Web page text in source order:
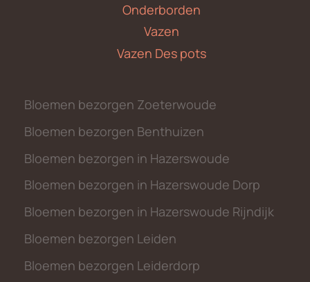
Onderborden
Vazen
Vazen Des pots
Bloemen bezorgen Zoeterwoude
Bloemen bezorgen Benthuizen
Bloemen bezorgen in Hazerswoude
Bloemen bezorgen in Hazerswoude Dorp
Bloemen bezorgen in Hazerswoude Rijndijk
Bloemen bezorgen Leiden
Bloemen bezorgen Leiderdorp